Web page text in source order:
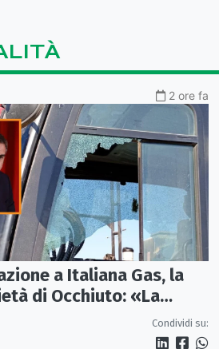
2 ore fa
a Italiana Gas, la
di Occhiuto: «La
onesta non arretra»Condividi su: